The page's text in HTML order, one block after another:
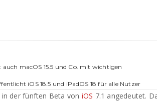
macOS 15.5 und Co. mit wichtigen
iOS 18.5 und iPadOS 18 für alle Nutzer
der fünften Beta von iOS 7.1 angedeutet.